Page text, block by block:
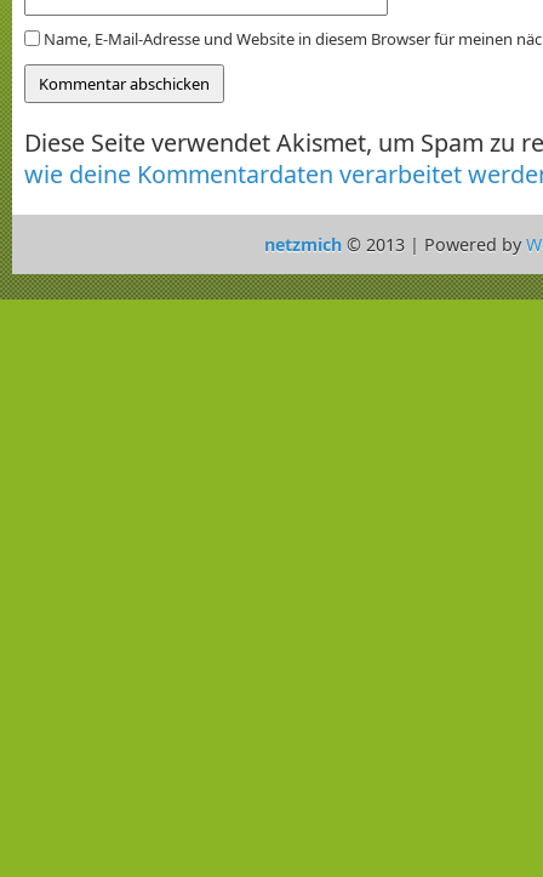
Name, E-Mail-Adresse und Website in diesem Browser für meinen
Diese Seite verwendet Akismet, um Spam zu
wie deine Kommentardaten verarbeitet
netzmich© 2013 | Powered by